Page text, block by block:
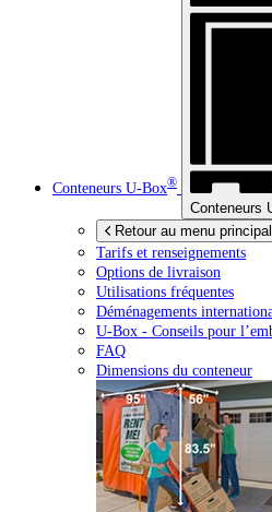
Conteneurs U-Box®
Conteneurs
Retour au menu principal
Tarifs et renseignements
Options de livraison
Utilisations fréquentes
Déménagements
U-Box - Conseils pour
FAQ
Dimensions du conteneur